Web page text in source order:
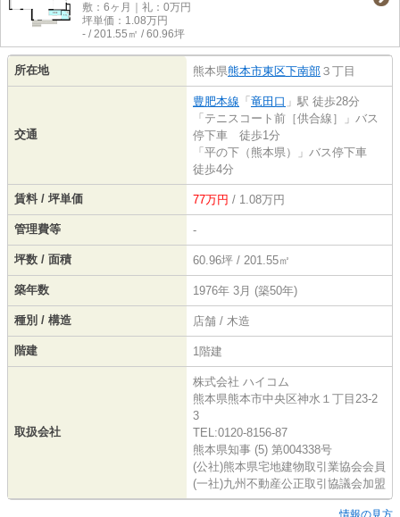
敷：6ヶ月｜礼：0万円
坪単価： 1.08万円
- / 201.55㎡ / 60.96坪
所在地 熊本県熊本市東区下南部 ３丁目
交通
豊肥本線 「 竜田口 」駅 徒歩28分
「テニスコート前［供合線］」バス
停下車 徒歩1分
「平の下（熊本県）」バス停下車
徒歩4分
賃料 / 坪単価 77万円 / 1.08万円
管理費等 -
坪数 / 面積 60.96坪 / 201.55㎡
築年数 1976年 3月 (築50年)
種別 / 構造 店舗 / 木造
階建 1階建
取扱会社
株式会社 ハイコム
熊本県熊本市中央区神水１丁目23-2
3
TEL:0120-8156-87
熊本県知事 (5) 第004338号
(公社)熊本県宅地建物取引業協会会員
(一社)九州不動産公正取引協議会加盟